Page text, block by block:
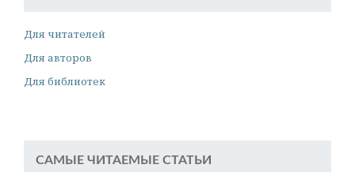
Для читателей
Для авторов
Для библиотек
САМЫЕ ЧИТАЕМЫЕ СТАТЬИ